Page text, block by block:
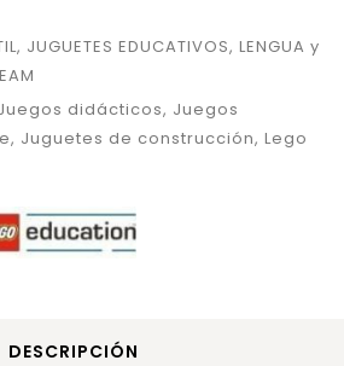
, JUGUETES EDUCATIVOS, LENGUA y
didácticos, Juegos
, Juguetes de construcción, Lego
DESCRIPCIÓN